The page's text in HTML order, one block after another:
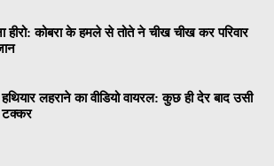
हीरो: कोबरा के हमले से तोते ने चीख चीख कर परिवार
लहराने का वीडियो वायरल: कुछ ही देर बाद उसी
टक्कर